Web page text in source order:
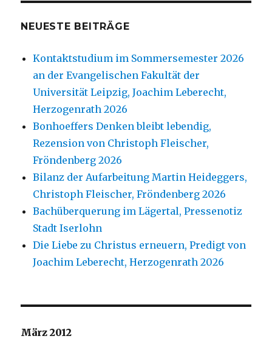
NEUESTE BEITRÄGE
Kontaktstudium im Sommersemester 2026
an der Evangelischen Fakultät der
Universität Leipzig, Joachim Leberecht,
Herzogenrath 2026
Bonhoeffers Denken bleibt lebendig,
Rezension von Christoph Fleischer,
Fröndenberg 2026
Bilanz der Aufarbeitung Martin Heideggers,
Christoph Fleischer, Fröndenberg 2026
Bachüberquerung im Lägertal, Pressenotiz
Stadt Iserlohn
Die Liebe zu Christus erneuern, Predigt von
Joachim Leberecht, Herzogenrath 2026
März 2012